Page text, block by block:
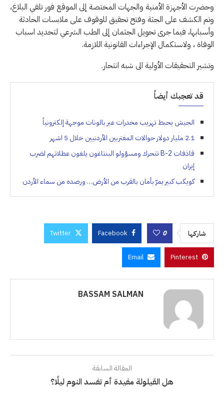
وحضرت الأجهزة الأمنية والجهات المختصة إلى الموقع فور تلقي البلاغ،
وتم الكشف على الجثة وفتح تحقيق للوقوف على ملابسات الحادثة
وأسبابها، فيما جرى تحويل الجثمان إلى الطب الشرعي لتحديد اسباب
الوفاة ، ولاستكمال الإجراءات القانونية اللازمة.
وتشير التحقيقات الأولية الى شبه انتحار.
قد تعجبك أيضاً
الجيش يحبط تهريب مخدرات عبر بالونات موجهة إلكترونياً
2.1 مليار دولار حوالات المغتربين الأردنيين خلال 5 اشهر
قاذفات B-2 تتحرك ومسؤولو البنتاغون يلغون عطلاتهم لضرب
إيران
كويكب كبير يمرّ بأمان بالقرب من الأرض… ورصده من سماء الأردن
شاركها 0
Facebook
Twitter
Pinterest
Email
BASSAM SALMAN
المقالة السابقة
هل القيلولة مفيدة أم تفسد النوم ليلًا؟